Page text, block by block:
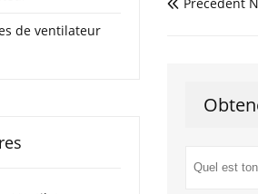

de ventilateur